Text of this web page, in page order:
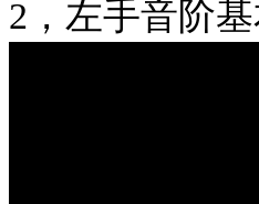
2，左手音阶